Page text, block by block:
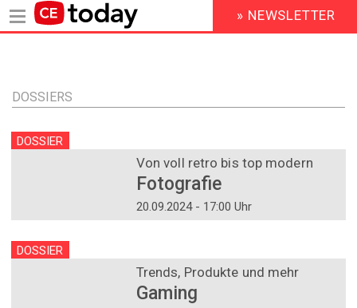
Inhalt
HEADER
MENU
» NEWSLETTER
DOSSIERS
DOSSIER
Von voll retro bis top modern
Fotografie
20.09.2024 - 17:00 Uhr
DOSSIER
Trends, Produkte und mehr
Gaming